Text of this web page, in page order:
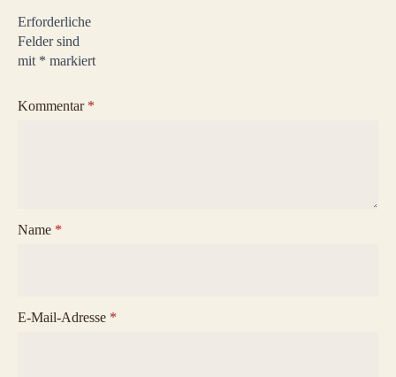
Erforderliche
Felder sind
mit * markiert
Kommentar *
Name *
E-Mail-Adresse *